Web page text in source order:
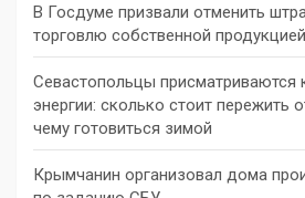
В Госдуме призвали отменить
торговлю собственной продукцией
Севастопольцы присматриваются
энергии: сколько стоит пережить
чему готовиться зимой
Крымчанин организовал дома